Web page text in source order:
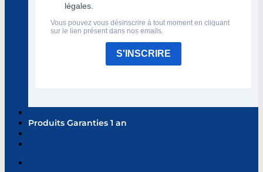
légales.
Vous pouvez vous désinscrire à tout moment en cliquant
sur le lien présent dans nos emails.
S'INSCRIRE
Produits Garanties 1 an